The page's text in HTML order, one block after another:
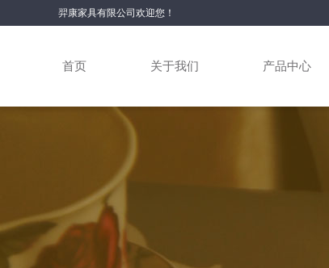
羿康家具有限公司欢迎您！
首页 关于我们 产品中心